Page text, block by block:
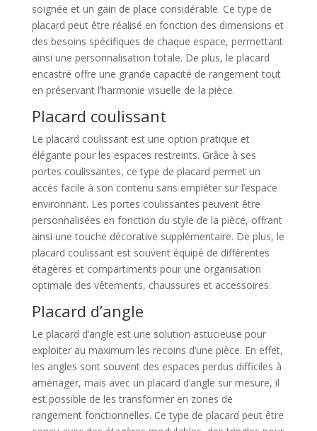
soignée et un gain de place considérable. Ce type de
placard peut être réalisé en fonction des dimensions et
des besoins spécifiques de chaque espace, permettant
ainsi une personnalisation totale. De plus, le placard
encastré offre une grande capacité de rangement tout
en préservant l’harmonie visuelle de la pièce.
Placard coulissant
Le placard coulissant est une option pratique et
élégante pour les espaces restreints. Grâce à ses
portes coulissantes, ce type de placard permet un
accès facile à son contenu sans empiéter sur l’espace
environnant. Les portes coulissantes peuvent être
personnalisées en fonction du style de la pièce, offrant
ainsi une touche décorative supplémentaire. De plus, le
placard coulissant est souvent équipé de différentes
étagères et compartiments pour une organisation
optimale des vêtements, chaussures et accessoires.
Placard d’angle
Le placard d’angle est une solution astucieuse pour
exploiter au maximum les recoins d’une pièce. En effet,
les angles sont souvent des espaces perdus difficiles à
aménager, mais avec un placard d’angle sur mesure, il
est possible de les transformer en zones de
rangement fonctionnelles. Ce type de placard peut être